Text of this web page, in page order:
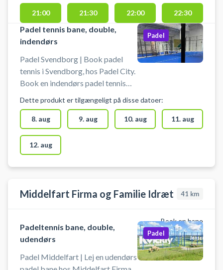
padelcenter i Svendborg.
21:00 21:30 22:00 22:30
Padel tennis bane, double,
indendørs
Padel Svendborg | Book padel
tennis i Svendborg, hos Padel City.
Book en indendørs padel tennis
tennis i Svendborg på en
doublebane til 4 personer.
Parkering er gratis ved booking af
padel tennis bane hos Padel City
padelcenter i Svendborg. Padelbat
kan lejes og bolde købes i
Padel
Dette produkt er tilgængeligt på disse datoer:
8. aug 9. aug 10. aug 11. aug
12. aug
Middelfart Firma og Familie Idræt 41 km
Book en bane
Padeltennis bane, double,
udendørs
Padel Middelfart | Lej en udendørs
Padel